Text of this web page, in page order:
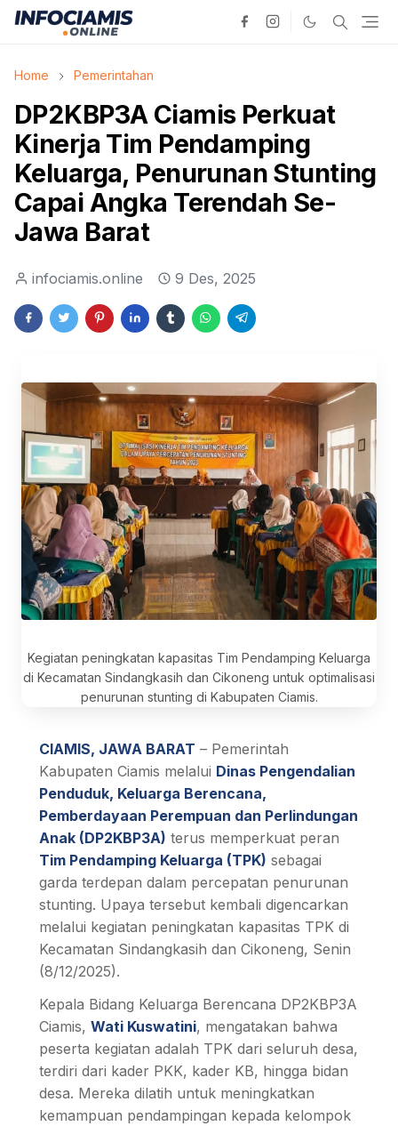
Home Pemerintahan
DP2KBP3A Ciamis Perkuat
Kinerja Tim Pendamping
Keluarga, Penurunan Stunting
Capai Angka Terendah Se-
Jawa Barat
infociamis.online 9 Des, 2025
Kegiatan peningkatan kapasitas Tim Pendamping Keluarga
di Kecamatan Sindangkasih dan Cikoneng untuk optimalisasi
penurunan stunting di Kabupaten Ciamis.
CIAMIS, JAWA BARAT – Pemerintah
Kabupaten Ciamis melalui Dinas Pengendalian
Penduduk, Keluarga Berencana,
Pemberdayaan Perempuan dan Perlindungan
Anak (DP2KBP3A) terus memperkuat peran
Tim Pendamping Keluarga (TPK) sebagai
garda terdepan dalam percepatan penurunan
stunting. Upaya tersebut kembali digencarkan
melalui kegiatan peningkatan kapasitas TPK di
Kecamatan Sindangkasih dan Cikoneng, Senin
(8/12/2025).
Kepala Bidang Keluarga Berencana DP2KBP3A
Ciamis, Wati Kuswatini, mengatakan bahwa
peserta kegiatan adalah TPK dari seluruh desa,
terdiri dari kader PKK, kader KB, hingga bidan
desa. Mereka dilatih untuk meningkatkan
kemampuan pendampingan kepada kelompok